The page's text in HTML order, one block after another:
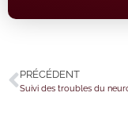
PRÉCÉDENT